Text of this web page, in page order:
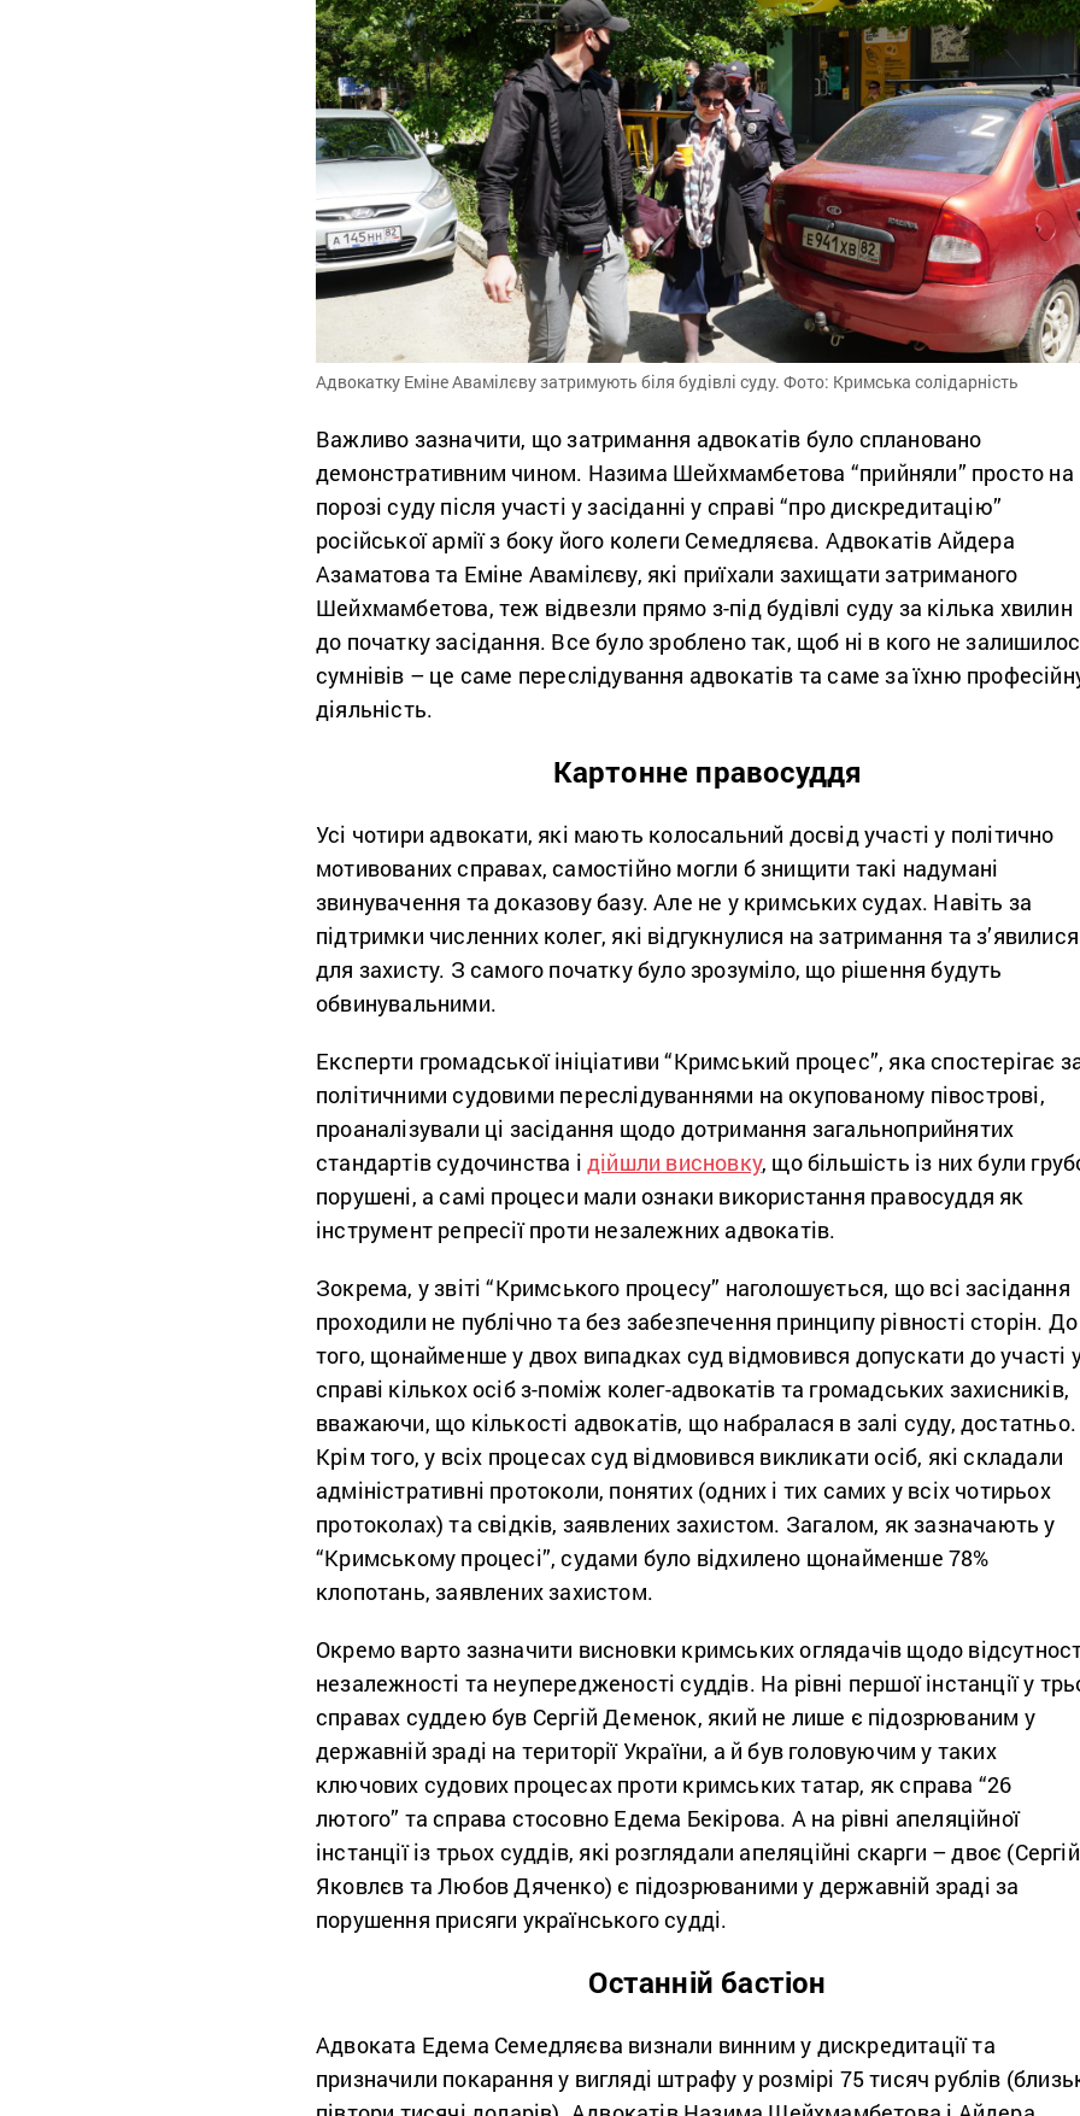
Адвокатку Еміне Авамілєву затримують біля будівлі суду. Фото: Кримська солідарність
Важливо зазначити, що затримання адвокатів було сплановано
демонстративним чином. Назима Шейхмамбетова “прийняли” просто на
порозі суду після участі у засіданні у справі “про дискредитацію”
російської армії з боку його колеги Семедляєва. Адвокатів Айдера
Азаматова та Еміне Авамілєву, які приїхали захищати затриманого
Шейхмамбетова, теж відвезли прямо з-під будівлі суду за кілька хвилин
до початку засідання. Все було зроблено так, щоб ні в кого не
сумнівів – це саме переслідування адвокатів та саме за їхню
діяльність.
Картонне правосуддя
Усі чотири адвокати, які мають колосальний досвід участі у політично
мотивованих справах, самостійно могли б знищити такі надумані
звинувачення та доказову базу. Але не у кримських судах. Навіть за
підтримки численних колег, які відгукнулися на затримання та з’явилися
для захисту. З самого початку було зрозуміло, що рішення будуть
обвинувальними.
Експерти громадської ініціативи “Кримський процес”, яка спостерігає
політичними судовими переслідуваннями на окупованому півострові,
проаналізували ці засідання щодо дотримання загальноприйнятих
стандартів судочинства і дійшли висновку, що більшість із них були
порушені, а самі процеси мали ознаки використання правосуддя як
інструмент репресії проти незалежних адвокатів.
Зокрема, у звіті “Кримського процесу” наголошується, що всі засідання
проходили не публічно та без забезпечення принципу рівності сторін. До
того, щонайменше у двох випадках суд відмовився допускати до участі
справі кількох осіб з-поміж колег-адвокатів та громадських захисників,
вважаючи, що кількості адвокатів, що набралася в залі суду, достатньо.
Крім того, у всіх процесах суд відмовився викликати осіб, які складали
адміністративні протоколи, понятих (одних і тих самих у всіх чотирьох
протоколах) та свідків, заявлених захистом. Загалом, як зазначають у
“Кримському процесі”, судами було відхилено щонайменше 78%
клопотань, заявлених захистом.
Окремо варто зазначити висновки кримських оглядачів щодо
незалежності та неупередженості суддів. На рівні першої інстанції у
справах суддею був Сергій Деменок, який не лише є підозрюваним у
державній зраді на території України, а й був головуючим у таких
ключових судових процесах проти кримських татар, як справа “26
лютого” та справа стосовно Едема Бекірова. А на рівні апеляційної
інстанції із трьох суддів, які розглядали апеляційні скарги – двоє (Сергій
Яковлєв та Любов Дяченко) є підозрюваними у державній зраді за
порушення присяги українського судді.
Останній бастіон
Адвоката Едема Семедляєва визнали винним у дискредитації та
призначили покарання у вигляді штрафу у розмірі 75 тисяч рублів